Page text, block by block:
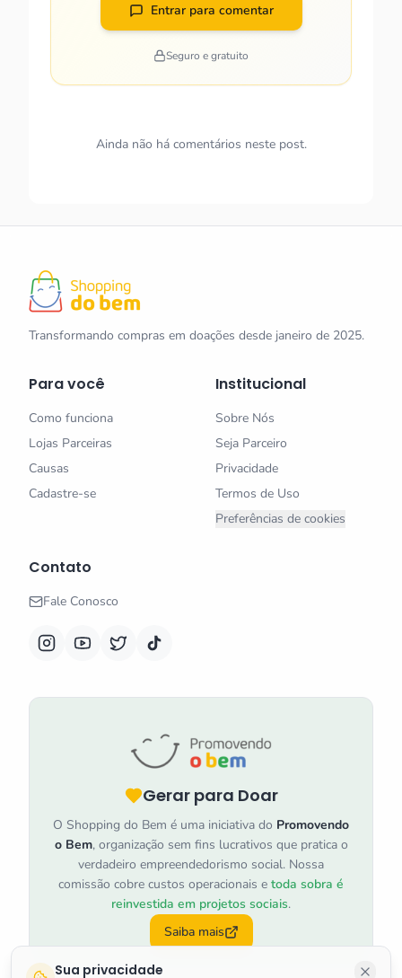
Sua privacidade
Entrar para comentar
Seguro e gratuito
Ainda não há comentários neste post.
Transformando compras em doações desde janeiro de 2025.
Para você
Como funciona
Lojas Parceiras
Causas
Cadastre-se
Institucional
Sobre Nós
Seja Parceiro
Privacidade
Termos de Uso
Preferências de cookies
Contato
Fale Conosco
Gerar para Doar
O Shopping do Bem é uma iniciativa do Promovendo
o Bem, organização sem fins lucrativos que pratica o
verdadeiro empreendedorismo social. Nossa
comissão cobre custos operacionais e toda sobra é
reinvestida em projetos sociais.
Saiba mais